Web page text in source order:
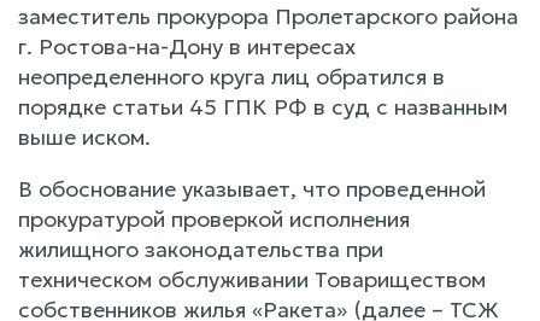
заместитель прокурора Пролетарского района
г. Ростова-на-Дону в интересах
неопределенного круга лиц обратился в
порядке статьи 45 ГПК РФ в суд с названным
выше иском.
В обоснование указывает, что проведенной
прокуратурой проверкой исполнения
жилищного законодательства при
техническом обслуживании Товариществом
собственников жилья «Ракета» (далее – ТСЖ